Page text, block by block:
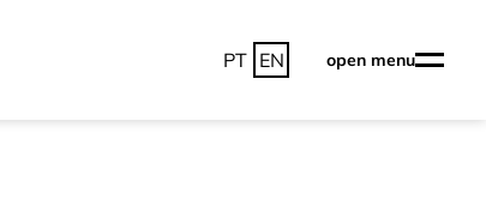
PT EN open menu